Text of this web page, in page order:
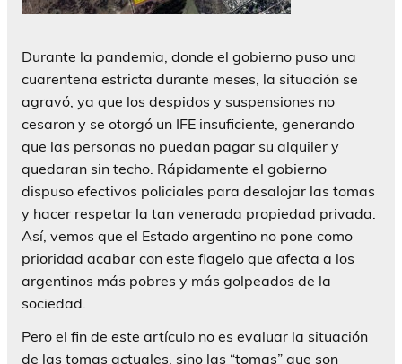
Durante la pandemia, donde el gobierno puso una
cuarentena estricta durante meses, la situación se
agravó, ya que los despidos y suspensiones no
cesaron y se otorgó un IFE insuficiente, generando
que las personas no puedan pagar su alquiler y
quedaran sin techo. Rápidamente el gobierno
dispuso efectivos policiales para desalojar las tomas
y hacer respetar la tan venerada propiedad privada.
Así, vemos que el Estado argentino no pone como
prioridad acabar con este flagelo que afecta a los
argentinos más pobres y más golpeados de la
sociedad.
Pero el fin de este artículo no es evaluar la situación
de las tomas actuales, sino las “tomas” que son